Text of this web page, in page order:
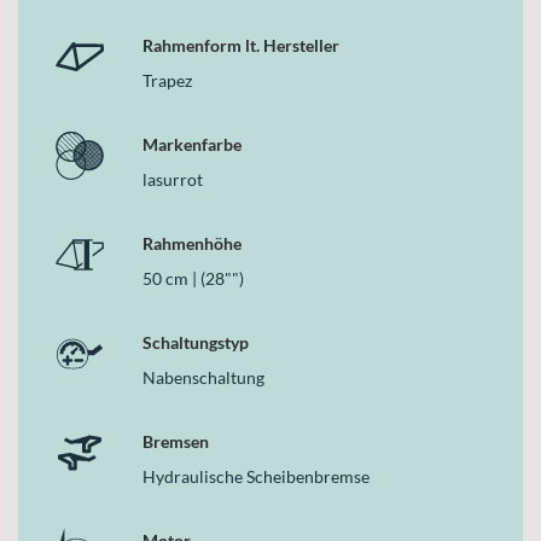
Einsatz
Bosch Performance Line Motor mit Bosch PowerTube
Intuitive Bedienung über das Bosch Intuvia Display
SHIMANO MT200 Hydraulische Scheibenbremsen vorne
und hinten plus Rücktrittbremse
Herrmanns MR-8E 60 Lux Frontleuchte und Axa Blueline
Standard Rückleuchte mit Straßenzulassung
Warum dieses Bike in der Kategorie E-Citybikes
Als durchdachtes E-Citybike kombiniert das Grecos Eli 2.3 einen
leichten Aluminiumrahmen, den ausdauernden Bosch PowerTube
Rahmenform lt. Hersteller
Trapez
Markenfarbe
lasurrot
Rahmenhöhe
50 cm | (28"")
Schaltungstyp
Nabenschaltung
Bremsen
Hydraulische Scheibenbremse